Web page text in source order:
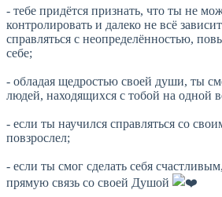
- тебе придётся признать, что ты не
контролировать и далеко не всё
справляться с неопределённостью,
себе;
- обладая щедростью своей души, ты
людей, находящихся с тобой на одной
- если ты научился справляться со
повзрослел;
- если ты смог сделать себя
прямую связь со своей Душой